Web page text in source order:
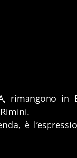
rimangono in
è